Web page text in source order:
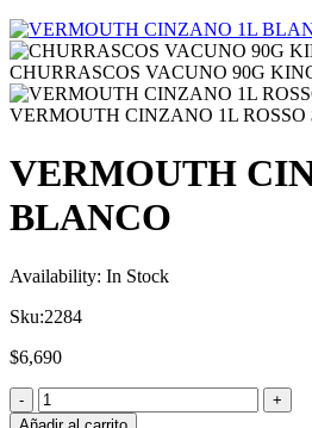
CHURRASCOS VACUNO 90G
VERMOUTH CINZANO 1L ROSSO
VERMOUTH
BLANCO
Availability: In Stock
Sku:2284
$6,690